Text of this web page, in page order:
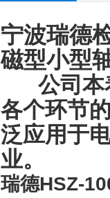
宁波瑞德
磁型小型
公司
各个环节
泛应用于
业。
瑞德HSZ-